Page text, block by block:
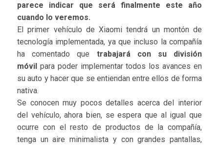
parece indicar que será finalmente este año
cuando lo veremos.
El primer vehículo de Xiaomi tendrá un montón de
tecnología implementada, ya que incluso la compañía
ha comentado que trabajará con su división
móvil para poder implementar todos los avances en
su auto y hacer que se entiendan entre ellos de forma
nativa.
Se conocen muy pocos detalles acerca del interior
del vehículo, ahora bien, se espera que al igual que
ocurre con el resto de productos de la compañía,
tenga un aire minimalista y con grandes pantallas,